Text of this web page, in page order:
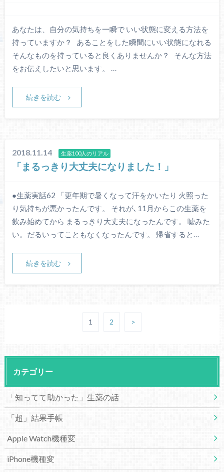
あなたは、自分の気持ちを一瞬で いい状態に変える方法を
持っていますか？ あることをした瞬間にいい状態になれる
そんなものを持っていると良くありませんか？ そんな方法
をお伝えしたいと思います。 …
続きを読む
2018.11.14 生薬100人のリアル
「まるっきり大丈夫になりました！」
●生薬実話62 「更年期で暑くなって汗をかいたり 火照った
り気持ちが悪かったんです。 それが､11月からこの生薬を
飲み始めてから まるっきり大丈夫になったんです。 嘘みた
い。だるいってこともなくなったんです。 帰省すると…
続きを読む
1 2 >
カテゴリー
「知ってて助かった」生薬の話
「超」結果手帳
Apple Watch機種変
iPhone機種変